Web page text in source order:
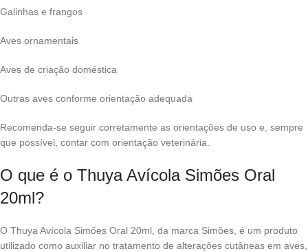
Galinhas e frangos
Aves ornamentais
Aves de criação doméstica
Outras aves conforme orientação adequada
Recomenda-se seguir corretamente as orientações de uso e, sempre
que possível, contar com orientação veterinária.
O que é o Thuya Avícola Simões Oral
20ml?
O Thuya Avícola Simões Oral 20ml, da marca Simões , é um produto
utilizado como auxiliar no tratamento de alterações cutâneas em aves,